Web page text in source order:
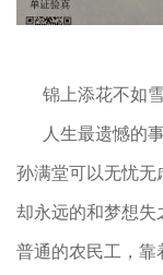
锦上添花不如雪
人生最遗憾的事
孙满堂可以无忧无
却永远的和梦想失
普通的农民工，靠